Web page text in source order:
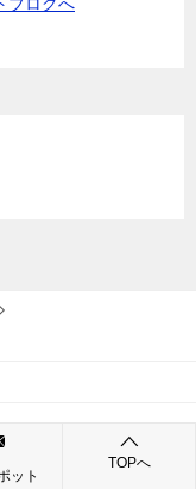
ット
TOPへ